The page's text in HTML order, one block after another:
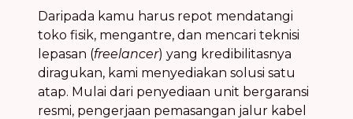
Daripada kamu harus repot mendatangi
toko fisik, mengantre, dan mencari teknisi
lepasan (freelancer) yang kredibilitasnya
diragukan, kami menyediakan solusi satu
atap. Mulai dari penyediaan unit bergaransi
resmi, pengerjaan pemasangan jalur kabel